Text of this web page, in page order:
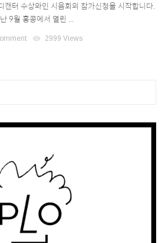
터 수상와인 시음회의 참가신청을 시작합니다.
9월 홍콩에서 열린 ...
visibility 2999 Views